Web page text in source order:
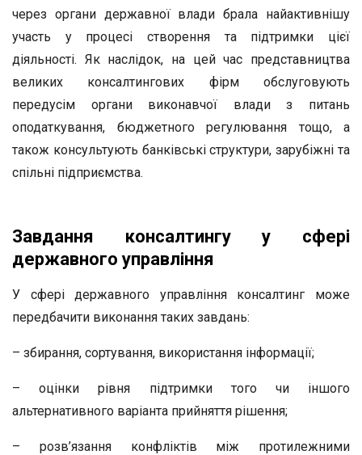
через органи державної влади брала найактивнішу
участь у процесі створення та підтримки цієї
діяльності. Як наслідок, на цей час представництва
великих консалтингових фірм обслуговують
передусім органи виконавчої влади з питань
оподаткування, бюджетного регулювання тощо, а
також консультують банківські структури, зарубіжні та
спільні підприємства.
Завдання консалтингу у сфері
державного управління
У сфері державного управління консалтинг може
передбачити виконання таких завдань:
– збирання, сортування, використання інформації;
– оцінки рівня підтримки того чи іншого
альтернативного варіанта прийняття рішення;
– розв’язання конфліктів між протилежними